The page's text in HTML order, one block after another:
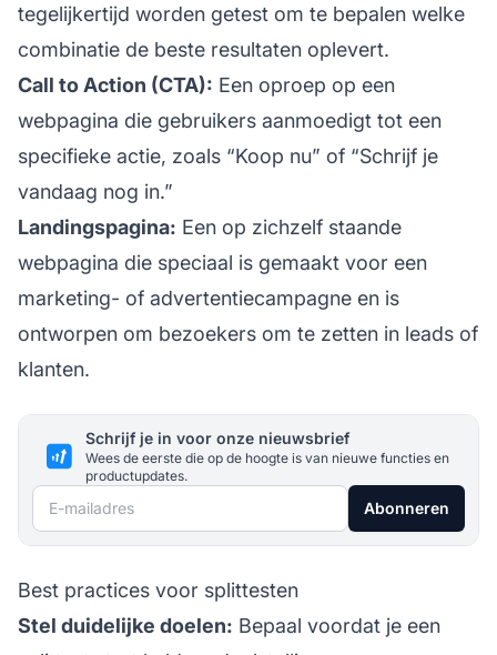
tegelijkertijd worden getest om te bepalen welke
combinatie de beste resultaten oplevert.
Call to Action (CTA): Een oproep op een
webpagina die gebruikers aanmoedigt tot een
specifieke actie, zoals “Koop nu” of “Schrijf je
vandaag nog in.”
Landingspagina: Een op zichzelf staande
webpagina die speciaal is gemaakt voor een
marketing- of advertentiecampagne en is
ontworpen om bezoekers om te zetten in leads of
klanten.
Schrijf je in voor onze nieuwsbrief
Wees de eerste die op de hoogte is van nieuwe functies en
productupdates.
E-mailadres Abonneren
Best practices voor splittesten
Stel duidelijke doelen: Bepaal voordat je een